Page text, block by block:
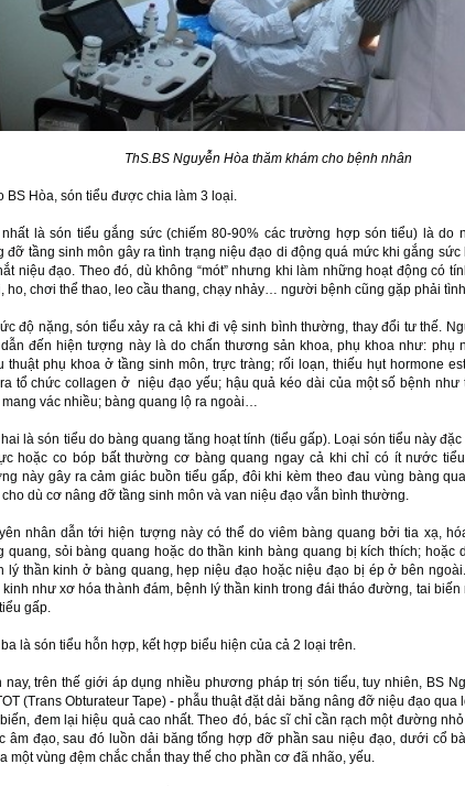
ThS.BS Nguyễn Hòa thăm khám cho bệnh nhân
BS Hòa, són tiểu được chia làm 3 loại.
là són tiểu gắng sức (chiếm 80-90% các trường hợp són tiểu) là do
đỡ tầng sinh môn gây ra tình trạng niệu đạo di động quá mức khi gắng sức
niệu đạo. Theo đó, dù không “mót” nhưng khi làm những hoạt động có
ho, chơi thể thao, leo cầu thang, chạy nhảy… người bệnh cũng gặp phải
độ nặng, són tiểu xảy ra cả khi đi vệ sinh bình thường, thay đổi tư thế.
đến hiện tượng này là do chấn thương sản khoa, phụ khoa như: phụ
thuật phụ khoa ở tầng sinh môn, trực tràng; rối loạn, thiếu hụt hormone
tổ chức collagen ở niệu đạo yếu; hậu quả kéo dài của một số bệnh như
mang vác nhiều; bàng quang lộ ra ngoài…
là són tiểu do bàng quang tăng hoạt tính (tiểu gấp). Loại són tiểu này
hoặc co bóp bất thường cơ bàng quang ngay cả khi chỉ có ít nước
này gây ra cảm giác buồn tiểu gấp, đôi khi kèm theo đau vùng bàng
cho dù cơ nâng đỡ tầng sinh môn và van niệu đạo vẫn bình thường.
nhân dẫn tới hiện tượng này có thể do viêm bàng quang bởi tia xạ,
quang, sỏi bàng quang hoặc do thần kinh bàng quang bị kích thích; hoặc
lý thần kinh ở bàng quang, hẹp niệu đạo hoặc niệu đạo bị ép ở bên
kinh như xơ hóa thành đám, bệnh lý thần kinh trong đái tháo đường, tai biến
gấp.
là són tiểu hỗn hợp, kết hợp biểu hiện của cả 2 loại trên.
nay, trên thế giới áp dụng nhiều phương pháp trị són tiểu, tuy nhiên, BS
(Trans Obturateur Tape) - phẫu thuật đặt dải băng nâng đỡ niệu đạo qua
đem lại hiệu quả cao nhất. Theo đó, bác sĩ chỉ cần rạch một đường
âm đạo, sau đó luồn dải băng tổng hợp đỡ phần sau niệu đạo, dưới cổ
một vùng đệm chắc chắn thay thế cho phần cơ đã nhão, yếu.